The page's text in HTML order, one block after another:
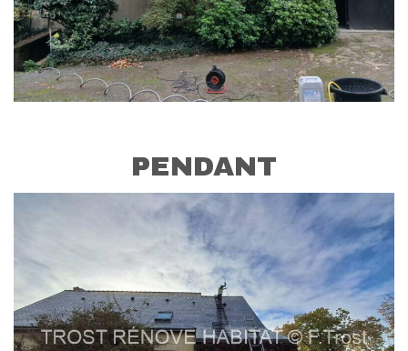
PENDANT